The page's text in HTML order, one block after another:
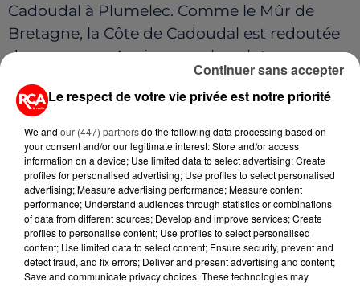
Cadoudal à Plumelec. Comme le Mûr de
Bretagne, la Côte de Cadoudal est redoutée
des coureurs. A raison, car le peloton va
littéralement exploser dans cette difficulté.
Les coureurs les moins à l'aise sur les
coureur nantais. On passe à côté de lui. Le
temps de lui donner quelques consignes et
indications sur la course, puis on le dépasse.
Nous ne le reverrons qu'à l'arrivée.
La voiture accélère. Il faut rattraper le
peloton. Le code de la route est très spécial
Le respect de votre vie privée est notre priorité
We and our (447) partnersdo the following data processing based on
your consent and/or our legitimate interest: Store and/or access
information on a device; Use limited data to select advertising; Create
profiles for personalised advertising; Use profiles to select personalised
advertising; Measure advertising performance; Measure content
performance; Understand audiences through statistics or combinations
of data from different sources; Develop and improve services; Create
profiles to personalise content; Use profiles to select personalised
content; Use limited data to select content; Ensure security, prevent and
detect fraud, and fix errors; Deliver and present advertising and content;
Save and communicate privacy choices. These technologies may
Continuer sans accepter